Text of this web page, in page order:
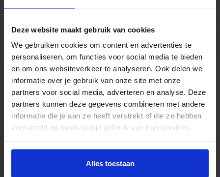
Deze website maakt gebruik van cookies
We gebruiken cookies om content en advertenties te
personaliseren, om functies voor social media te bieden
en om ons websiteverkeer te analyseren. Ook delen we
informatie over je gebruik van onze site met onze
partners voor social media, adverteren en analyse. Deze
partners kunnen deze gegevens combineren met andere
informatie die je aan ze heeft verstrekt of die ze hebben
verzameld op basis van je gebruik van hun services.
Alles toestaan
Veel verschillende bandbreedtes
Extreem veel lopende banden direct leverbaar
Maatwerk mogelijk, nieuw en gebruikt